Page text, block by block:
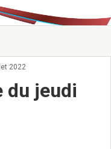
2022
du jeudi